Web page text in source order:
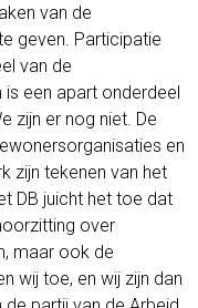
van de
geven. Participatie
van de
is een apart onderdeel
zijn er nog niet. De
en
zijn tekenen van het
DB juicht het toe dat
over
maar ook de
wij toe, en wij zijn dan